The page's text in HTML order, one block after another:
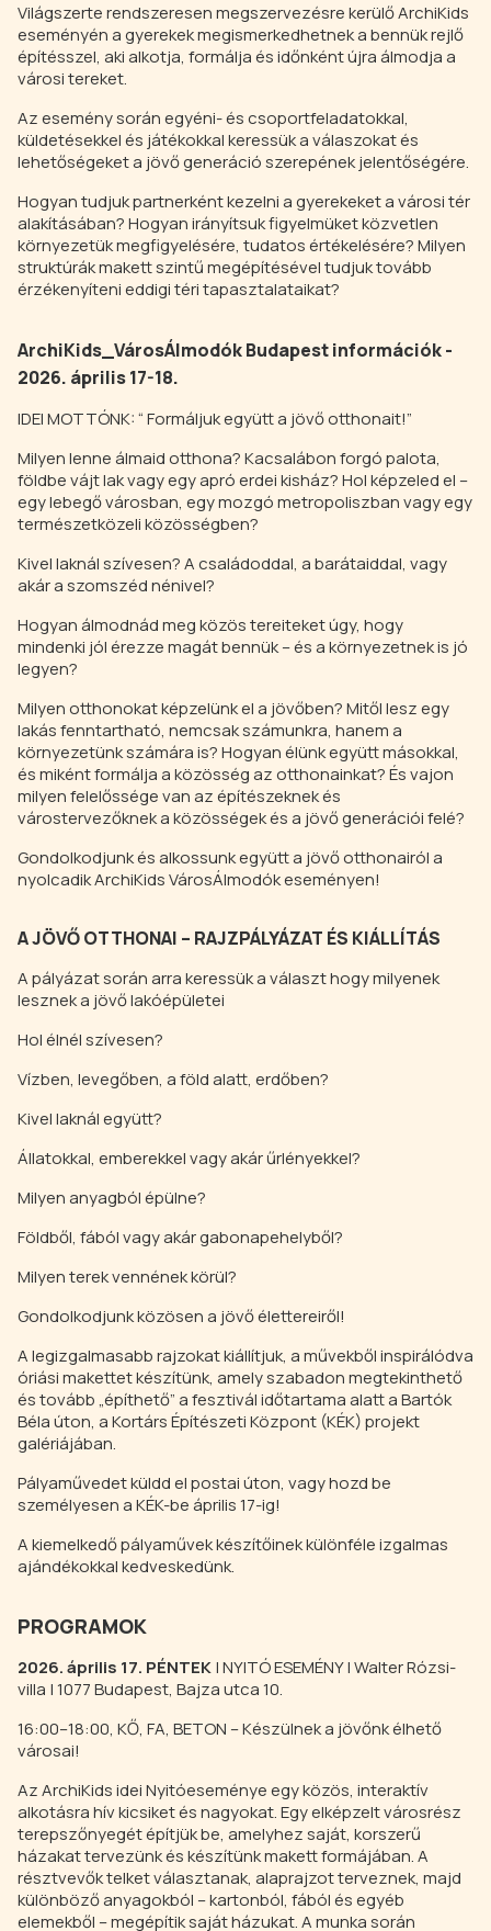
Világszerte rendszeresen megszervezésre kerülő ArchiKids
eseményén a gyerekek megismerkedhetnek a bennük rejlő
építésszel, aki alkotja, formálja és időnként újra álmodja a
városi tereket.
Az esemény során egyéni- és csoportfeladatokkal,
küldetésekkel és játékokkal keressük a válaszokat és
lehetőségeket a jövő generáció szerepének jelentőségére.
Hogyan tudjuk partnerként kezelni a gyerekeket a városi tér
alakításában? Hogyan irányítsuk figyelmüket közvetlen
környezetük megfigyelésére, tudatos értékelésére? Milyen
struktúrák makett szintű megépítésével tudjuk tovább
érzékenyíteni eddigi téri tapasztalataikat?
ArchiKids_VárosÁlmodók Budapest információk -
2026. április 17-18.
IDEI MOTTÓNK: “ Formáljuk együtt a jövő otthonait!”
Milyen lenne álmaid otthona? Kacsalábon forgó palota,
földbe vájt lak vagy egy apró erdei kisház? Hol képzeled el –
egy lebegő városban, egy mozgó metropoliszban vagy egy
természetközeli közösségben?
Kivel laknál szívesen? A családoddal, a barátaiddal, vagy
akár a szomszéd nénivel?
Hogyan álmodnád meg közös tereiteket úgy, hogy
mindenki jól érezze magát bennük – és a környezetnek is jó
legyen?
Milyen otthonokat képzelünk el a jövőben? Mitől lesz egy
lakás fenntartható, nemcsak számunkra, hanem a
környezetünk számára is? Hogyan élünk együtt másokkal,
és miként formálja a közösség az otthonainkat? És vajon
milyen felelőssége van az építészeknek és
várostervezőknek a közösségek és a jövő generációi felé?
Gondolkodjunk és alkossunk együtt a jövő otthonairól a
nyolcadik ArchiKids VárosÁlmodók eseményen!
A JÖVŐ OTTHONAI – RAJZPÁLYÁZAT ÉS KIÁLLÍTÁS
A pályázat során arra keressük a választ hogy milyenek
lesznek a jövő lakóépületei
Hol élnél szívesen?
Vízben, levegőben, a föld alatt, erdőben?
Kivel laknál együtt?
Állatokkal, emberekkel vagy akár űrlényekkel?
Milyen anyagból épülne?
Földből, fából vagy akár gabonapehelyből?
Milyen terek vennének körül?
Gondolkodjunk közösen a jövő élettereiről!
A legizgalmasabb rajzokat kiállítjuk, a művekből inspirálódva
óriási makettet készítünk, amely szabadon megtekinthető
és tovább „építhető” a fesztivál időtartama alatt a Bartók
Béla úton, a Kortárs Építészeti Központ (KÉK) projekt
galériájában.
Pályaművedet küldd el postai úton, vagy hozd be
személyesen a KÉK-be április 17-ig!
A kiemelkedő pályaművek készítőinek különféle izgalmas
ajándékokkal kedveskedünk.
PROGRAMOK
2026. április 17. PÉNTEK| NYITÓ ESEMÉNY | Walter Rózsi-
villa | 1077 Budapest, Bajza utca 10.
16:00–18:00, KŐ, FA, BETON – Készülnek a jövőnk élhető
városai!
Az ArchiKids idei Nyitóeseménye egy közös, interaktív
alkotásra hív kicsiket és nagyokat. Egy elképzelt városrész
terepszőnyegét építjük be, amelyhez saját, korszerű
házakat tervezünk és készítünk makett formájában. A
résztvevők telket választanak, alaprajzot terveznek, majd
különböző anyagokból – kartonból, fából és egyéb
elemekből – megépítik saját házukat. A munka során